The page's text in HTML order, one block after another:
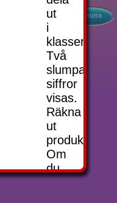
Snurra
ut
i
klassen.
Två
slumpade
siffror
visas.
Räkna
ut
produkten.
Om
du
har